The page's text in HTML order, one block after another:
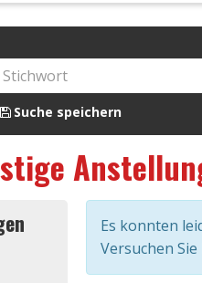
Suche speichern
Es konnten
Versuchen